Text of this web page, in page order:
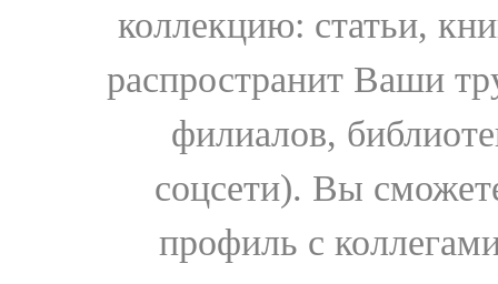
коллекцию: статьи,
распространит Ваши
филиалов,
соцсети). Вы
профиль с